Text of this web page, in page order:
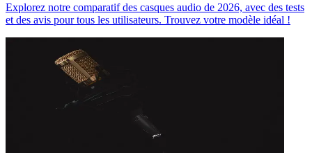
Explorez notre comparatif des casques audio de 2026, avec des tests
et des avis pour tous les utilisateurs. Trouvez votre modèle idéal !